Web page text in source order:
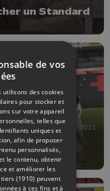
un Standard
29/01/2021
un point à
de vos
des cookies
pour stocker et
sur votre appareil
telles que
uniques et
afin de proposer
personnalisés,
le contenu, obtenir
et améliorer les
(1910) peuvent
à ces fins et à